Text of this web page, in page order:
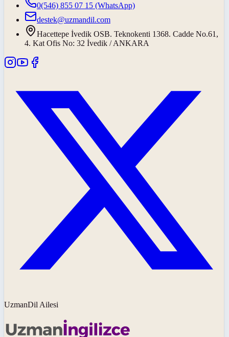
0(546) 855 07 15 (WhatsApp)
destek@uzmandil.com
Hacettepe İvedik OSB. Teknokenti 1368. Cadde No.61,
4. Kat Ofis No: 32 İvedik / ANKARA
UzmanDil Ailesi